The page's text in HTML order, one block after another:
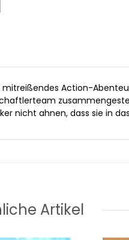
mitreißendes Action-
nicht ahnen, dass sie in
Artikel